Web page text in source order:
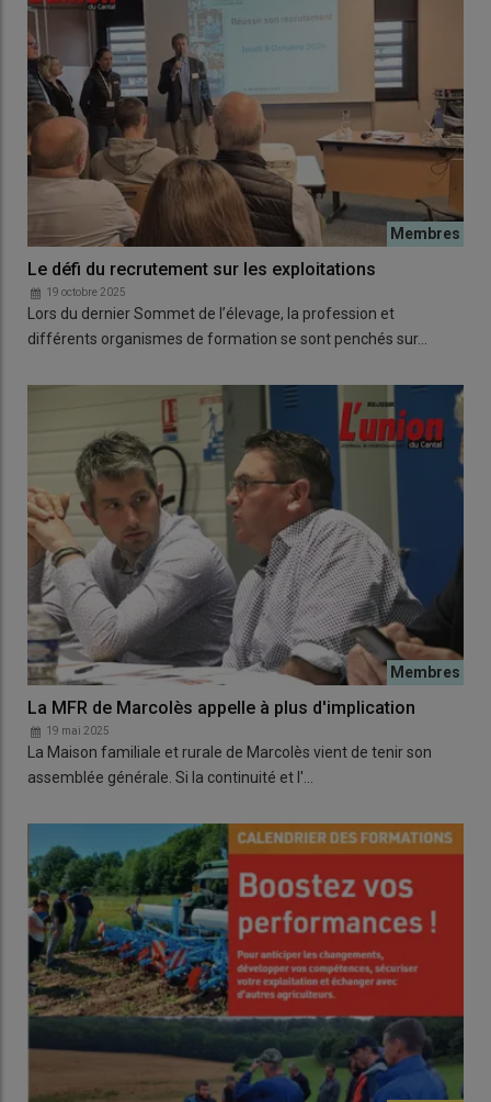
Le défi du recrutement sur les exploitations
19 octobre 2025
Lors du dernier Sommet de l’élevage, la profession et
différents organismes de formation se sont penchés sur…
La MFR de Marcolès appelle à plus d'implication
19 mai 2025
La Maison familiale et rurale de Marcolès vient de tenir son
assemblée générale. Si la continuité et l'…